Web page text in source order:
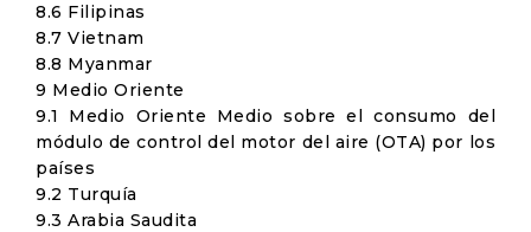
8.6 Filipinas
8.7 Vietnam
8.8 Myanmar
9 Medio Oriente
9.1 Medio Oriente Medio sobre el consumo del
módulo de control del motor del aire (OTA) por los
países
9.2 Turquía
9.3 Arabia Saudita